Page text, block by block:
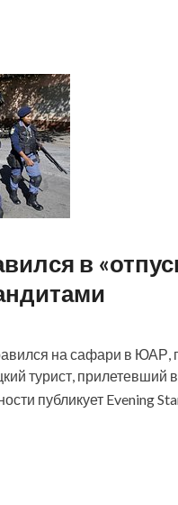
в
на сафари в ЮАР,
турист,
публикует Evening